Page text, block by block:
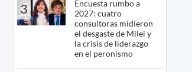
3
Encuesta rumbo a
2027: cuatro
consultoras midieron
el desgaste de Milei y
la crisis de liderazgo
en el peronismo